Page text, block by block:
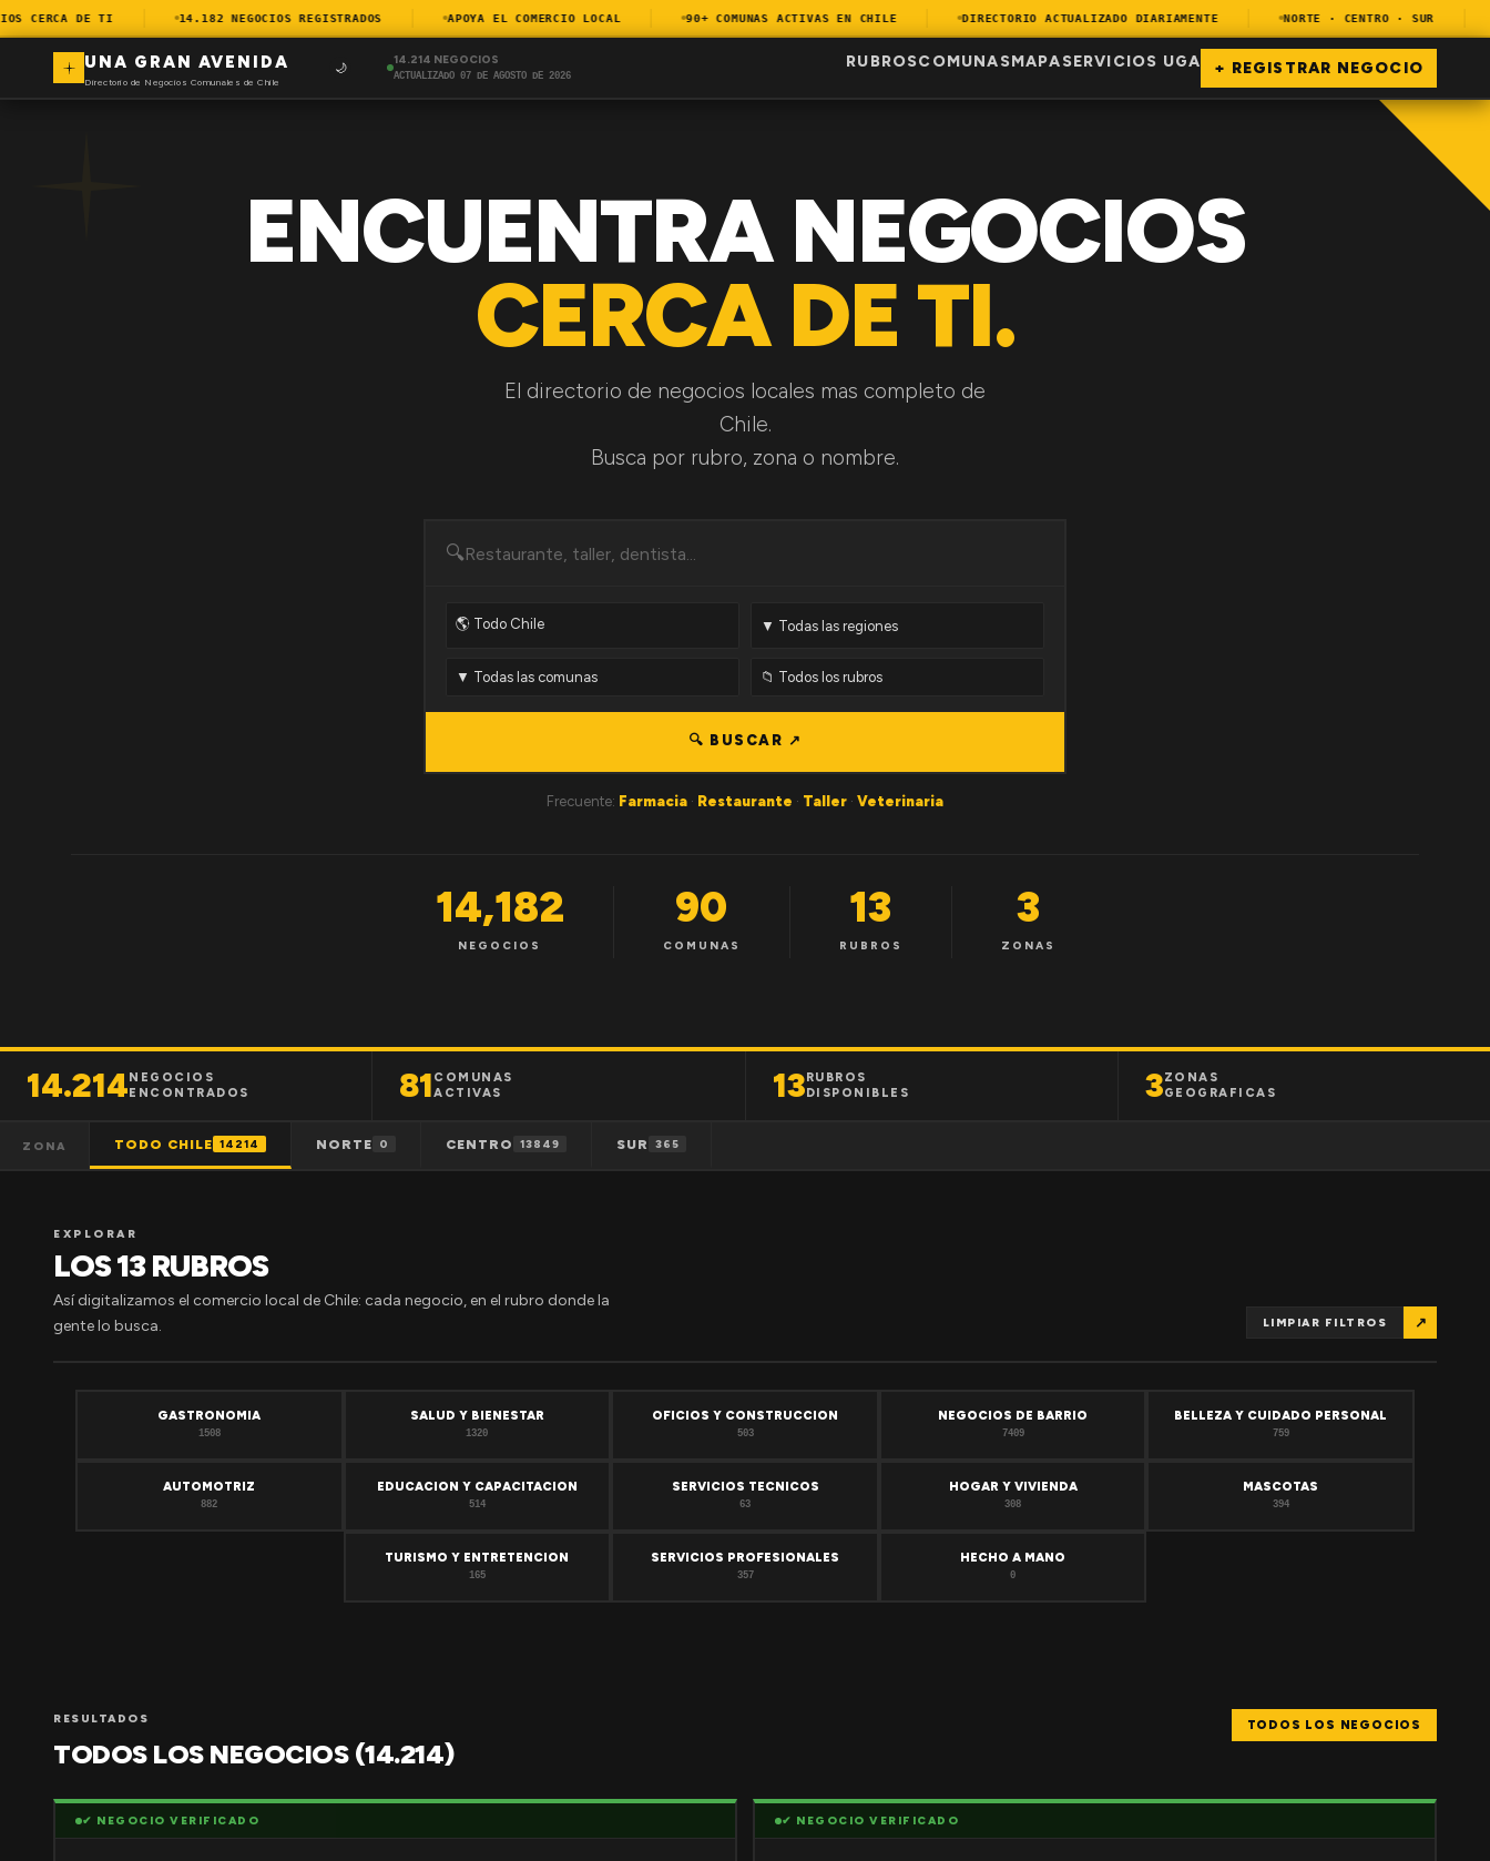
CERCA DE TI 14.182 NEGOCIOS REGISTRADOS APOYA EL COMERCIO LOCAL 90+ COMUNAS ACTIVAS EN CHILE DIRECTORIO ACTUALIZADO DIARIAMENTE NORTE · CENTRO · SUR
UNA GRAN AVENIDA
Directorio de Negocios Comunales de Chile
🌙
14.214 NEGOCIOS
ACTUALIZADO 07 DE AGOSTO DE 2026
RUBROSCOMUNASMAPASERVICIOS UGA + REGISTRAR NEGOCIO
ENCUENTRA NEGOCIOS
CERCA DE TI.
El directorio de negocios locales mas completo de
Chile.
Busca por rubro, zona o nombre.
🔍
🔍 BUSCAR ↗
Frecuente: Farmacia · Restaurante · Taller · Veterinaria
14,182
NEGOCIOS
90
COMUNAS
13
RUBROS
3
ZONAS
14.214NEGOCIOS
ENCONTRADOS
81COMUNAS
ACTIVAS
13RUBROS
DISPONIBLES
3ZONAS
GEOGRAFICAS
ZONA TODO CHILE 14214 NORTE 0 CENTRO 13849 SUR 365
EXPLORAR
LOS 13 RUBROS
Así digitalizamos el comercio local de Chile: cada negocio, en el rubro donde la
gente lo busca.
LIMPIAR FILTROS ↗
GASTRONOMIA
1508
SALUD Y BIENESTAR
1320
OFICIOS Y CONSTRUCCION
503
NEGOCIOS DE BARRIO
7409
BELLEZA Y CUIDADO PERSONAL
759
AUTOMOTRIZ
882
EDUCACION Y CAPACITACION
514
SERVICIOS TECNICOS
63
HOGAR Y VIVIENDA
308
MASCOTAS
394
TURISMO Y ENTRETENCION
165
SERVICIOS PROFESIONALES
357
HECHO A MANO
0
RESULTADOS
TODOS LOS NEGOCIOS (14.214)
TODOS LOS NEGOCIOS
✔ NEGOCIO VERIFICADO ✔ NEGOCIO VERIFICADO